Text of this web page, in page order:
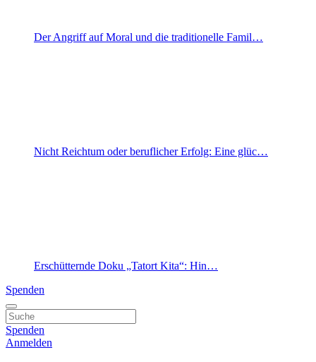
Der Angriff auf Moral und die traditionelle Famil…
Nicht Reichtum oder beruflicher Erfolg: Eine glüc…
Erschütternde Doku „Tatort Kita“: Hin…
Spenden
Spenden
Anmelden